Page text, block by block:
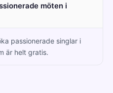
möten i
passionerade singlar i
är helt gratis.